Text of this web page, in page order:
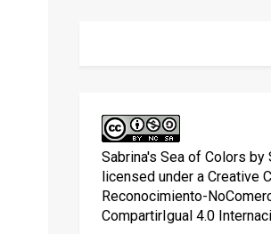
Sabrina's Sea of Colors by
licensed under a Creative
Reconocimiento-
CompartirIgual 4.0